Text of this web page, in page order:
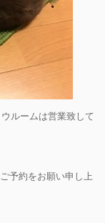
ルームは営業致して
予約をお願い申し上